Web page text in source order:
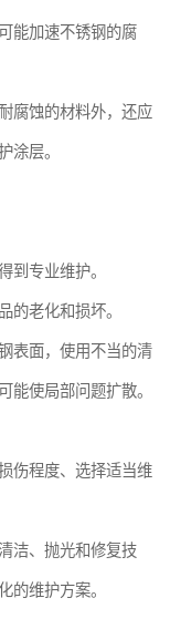
能加速不锈钢的腐
腐蚀的材料外，还应
涂层。
到专业维护。
的老化和损坏。
表面，使用不当的清
能使局部问题扩散。
伤程度、选择适当维
洁、抛光和修复技
的维护方案。